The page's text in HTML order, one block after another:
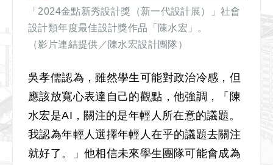
「2024金點新秀設計獎（新一代設計展）」社會
設計類年度最佳設計獎作品「陳水宏」。
（影片連結提供／陳水宏設計團隊）
吳孝儒認為，雖然學生可能對政治冷感，但
應該放寬心表達自己的觀點，他強調，「陳
水宏是AI，關注的是年輕人所在意的議題。
我認為年輕人選擇年輕人在乎的議題去關注
就好了。」他相信未來學生團隊可能會成為